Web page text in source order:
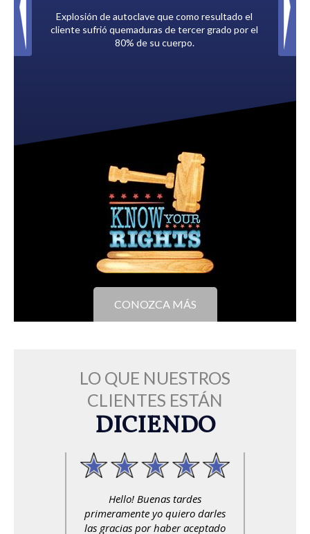
que como resultado el
de tercer grado por el
de su cuerpo.
Pagado por múltiples compañías
debían a la Ciudad de
CONOZCA MÁS
LO QUE NUESTROS
CLIENTES ESTÁN
DICIENDO
Hello! Buenas tardes
primeramente yo quiero darles
las gracias por haber aceptado